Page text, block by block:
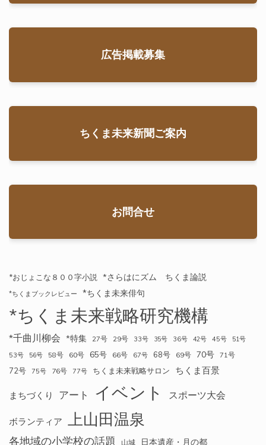
広告掲載募集
ちくま未来新聞ご案内
お問合せ
*おじょこな８００字小説 *さらはにズム ちくま論説
*ちくまブックレビュー *ちくま未来俳句
*ちくま未来戦略研究機構
*千曲川柳会 *特集 27号 29号 33号 35号 36号 42号 45号
51号
53号
56号 58号 60号 65号 66号 67号 68号 69号 70号 71号
72号 75号 76号 77号 ちくま未来戦略サロン ちくま百景
まちづくり アート イベント スポーツ大会
ボランティア 上山田温泉
各地域の小学校の話題 山城 日本遺産・月の都